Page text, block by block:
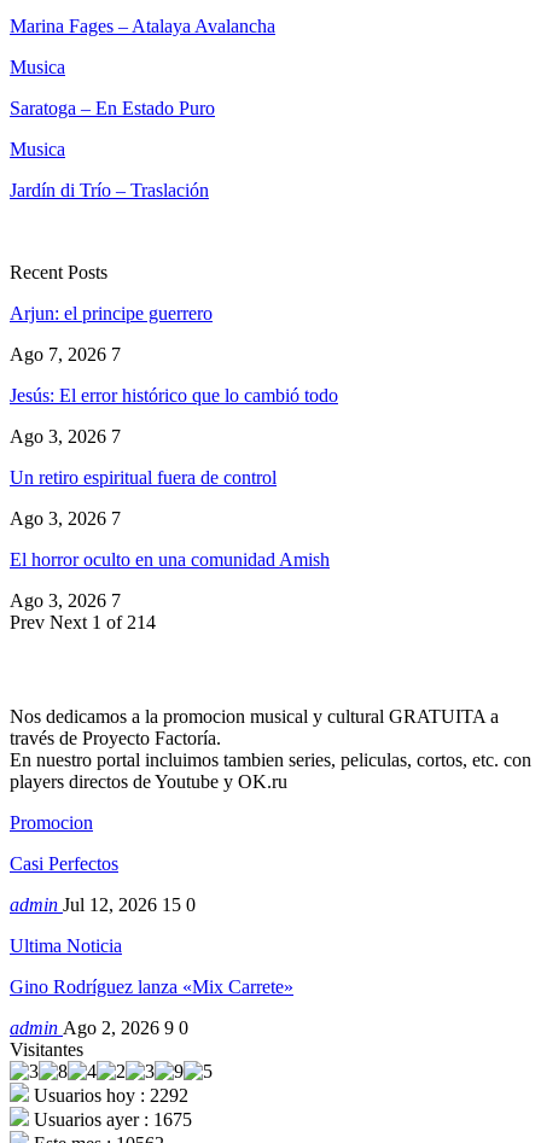
Marina Fages – Atalaya Avalancha
Musica
Saratoga – En Estado Puro
Musica
Jardín di Trío – Traslación
Recent Posts
Arjun: el principe guerrero
Ago 7, 2026 7
Jesús: El error histórico que lo cambió todo
Ago 3, 2026 7
Un retiro espiritual fuera de control
Ago 3, 2026 7
El horror oculto en una comunidad Amish
Ago 3, 2026 7
Prev Next 1 of 214
Nos dedicamos a la promocion musical y cultural GRATUITA a
través de Proyecto Factoría.
En nuestro portal incluimos tambien series, peliculas, cortos, etc. con
players directos de Youtube y OK.ru
Promocion
Casi Perfectos
admin Jul 12, 2026 15 0
Ultima Noticia
Gino Rodríguez lanza «Mix Carrete»
admin Ago 2, 2026 9 0
Visitantes
Usuarios hoy : 2292
Usuarios ayer : 1675